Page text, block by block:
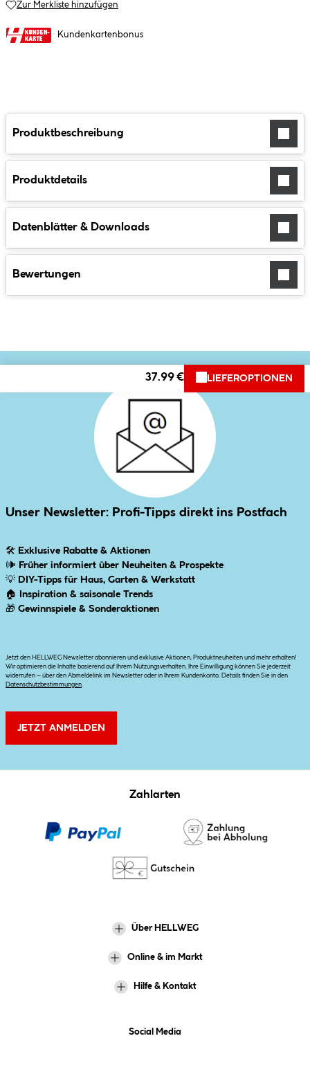
Zur Merkliste hinzufügen
Kundenkartenbonus
Produktbeschreibung
Produktdetails
Datenblätter & Downloads
Bewertungen
37.99 € LIEFEROPTIONEN
Unser Newsletter: Profi-Tipps direkt ins Postfach
🛠 Exklusive Rabatte & Aktionen
🕪 Früher informiert über Neuheiten & Prospekte
💡 DIY-Tipps für Haus, Garten & Werkstatt
🏠
Inspiration & saisonale Trends
🎁 Gewinnspiele & Sonderaktionen
Jetzt den HELLWEG Newsletter abonnieren und exklusive Aktionen, Produktneuheiten und mehr erhalten!
Wir optimieren die Inhalte basierend auf Ihrem Nutzungsverhalten. Ihre Einwilligung können Sie jederzeit
widerrufen – über den Abmeldelink im Newsletter oder in Ihrem Kundenkonto. Details finden Sie in den
Datenschutzbestimmungen
JETZT ANMELDEN
Zahlarten
Über HELLWEG
Online & im Markt
Hilfe & Kontakt
Social Media